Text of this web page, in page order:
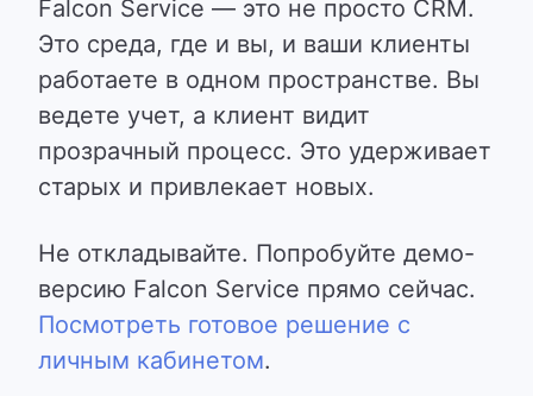
Falcon Service — это не просто CRM.
Это среда, где и вы, и ваши клиенты
работаете в одном пространстве. Вы
ведете учет, а клиент видит
прозрачный процесс. Это удерживает
старых и привлекает новых.
Не откладывайте. Попробуйте демо-
версию Falcon Service прямо сейчас.
Посмотреть готовое решение с
личным кабинетом.